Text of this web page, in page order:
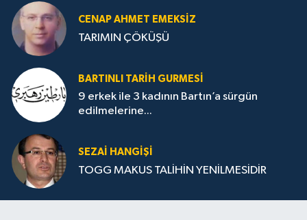
CENAP AHMET EMEKSİZ
TARIMIN ÇÖKÜŞÜ
BARTINLI TARIH GURMESI
9 erkek ile 3 kadının Bartın’a sürgün
edilmelerine...
SEZAI HANGİŞİ
TOGG MAKUS TALİHİN YENİLMESİDİR